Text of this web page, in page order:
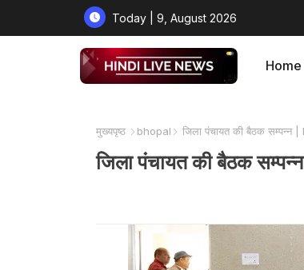
Today | 9, August 2026
मुख्यपृष्ठ bhopal जिला पंचायत की बैठक सम्पन्न |
जिला पंचायत की बैठक